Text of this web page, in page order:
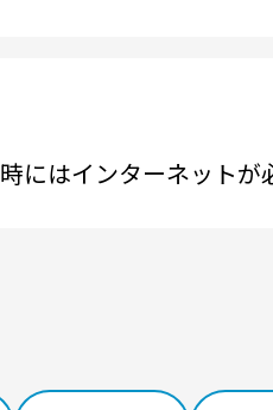
にはインターネットが